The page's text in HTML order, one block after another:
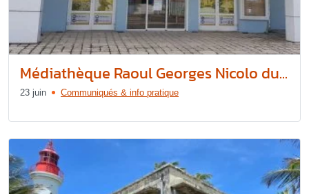
Médiathèque Raoul Georges Nicolo du...
23 juin Communiqués & info pratique